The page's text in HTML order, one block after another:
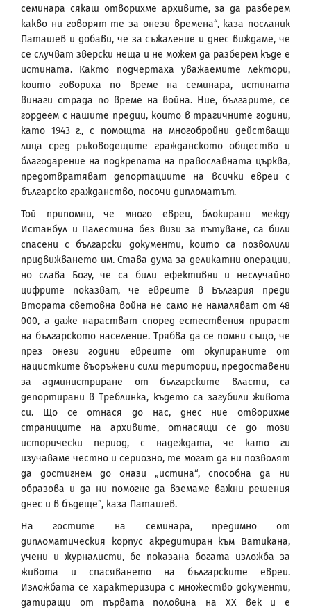
семинара сякаш отворихме архивите, за да разберем
какво ни говорят те за онези времена“, каза посланик
Паташев и добави, че за съжаление и днес виждаме, че
се случват зверски неща и не можем да разберем къде е
истината. Както подчертаха уважаемите лектори,
които говориха по време на семинара, истината
винаги страда по време на война. Ние, българите, се
гордеем с нашите предци, които в трагичните години,
като 1943 г., с помощта на многобройни действащи
лица сред ръководещите гражданското общество и
благодарение на подкрепата на православната църква,
предотвратяват депортациите на всички евреи с
българско гражданство, посочи дипломатът.
Той припомни, че много евреи, блокирани между
Истанбул и Палестина без визи за пътуване, са били
спасени с български документи, които са позволили
придвижването им. Става дума за деликатни операции,
но слава Богу, че са били ефективни и неслучайно
цифрите показват, че евреите в България преди
Втората световна война не само не намаляват от 48
000, а даже нарастват според естествения прираст
на българското население. Трябва да се помни също, че
през онези години евреите от окупираните от
нацистките въоръжени сили територии, предоставени
за администриране от българските власти, са
депортирани в Треблинка, където са загубили живота
си. Що се отнася до нас, днес ние отворихме
страниците на архивите, отнасящи се до този
исторически период, с надеждата, че като ги
изучаваме честно и сериозно, те могат да ни позволят
да достигнем до онази „истина“, способна да ни
образова и да ни помогне да вземаме важни решения
днес и в бъдеще”, каза Паташев.
На гостите на семинара, предимно от
дипломатическия корпус акредитиран към Ватикана,
учени и журналисти, бе показана богата изложба за
живота и спасяването на българските евреи.
Изложбата се характеризира с множество документи,
датиращи от първата половина на ХХ век и е